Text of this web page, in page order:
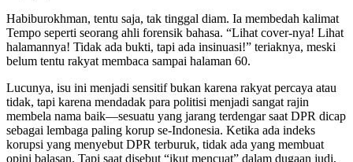
Habiburokhman, tentu saja, tak tinggal diam. Ia membedah kalimat
Tempo seperti seorang ahli forensik bahasa. “Lihat cover-nya! Lihat
halamannya! Tidak ada bukti, tapi ada insinuasi!” teriaknya, meski
belum tentu rakyat membaca sampai halaman 60.
Lucunya, isu ini menjadi sensitif bukan karena rakyat percaya atau
tidak, tapi karena mendadak para politisi menjadi sangat rajin
membela nama baik—sesuatu yang jarang terdengar saat DPR dicap
sebagai lembaga paling korup se-Indonesia. Ketika ada indeks
korupsi yang menyebut DPR terburuk, tidak ada yang membuat
opini balasan. Tapi saat disebut “ikut mencuat” dalam dugaan judi,